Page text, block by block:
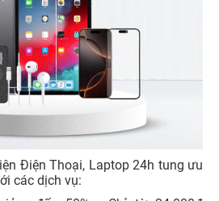
Điện Thoại, Laptop 24h tung ưu
các dịch vụ: